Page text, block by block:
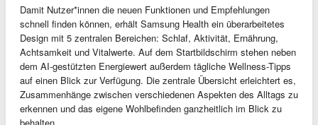
Damit Nutzer*innen die neuen Funktionen und Empfehlungen
schnell finden können, erhält Samsung Health ein überarbeitetes
Design mit 5 zentralen Bereichen: Schlaf, Aktivität, Ernährung,
Achtsamkeit und Vitalwerte. Auf dem Startbildschirm stehen neben
dem AI-gestützten Energiewert außerdem tägliche Wellness-Tipps
auf einen Blick zur Verfügung. Die zentrale Übersicht erleichtert es,
Zusammenhänge zwischen verschiedenen Aspekten des Alltags zu
erkennen und das eigene Wohlbefinden ganzheitlich im Blick zu
behalten.